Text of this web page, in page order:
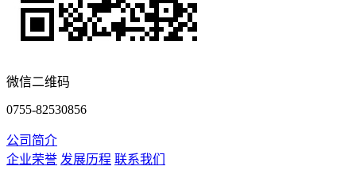
微信二维码
0755-82530856
公司简介
企业荣誉 发展历程 联系我们